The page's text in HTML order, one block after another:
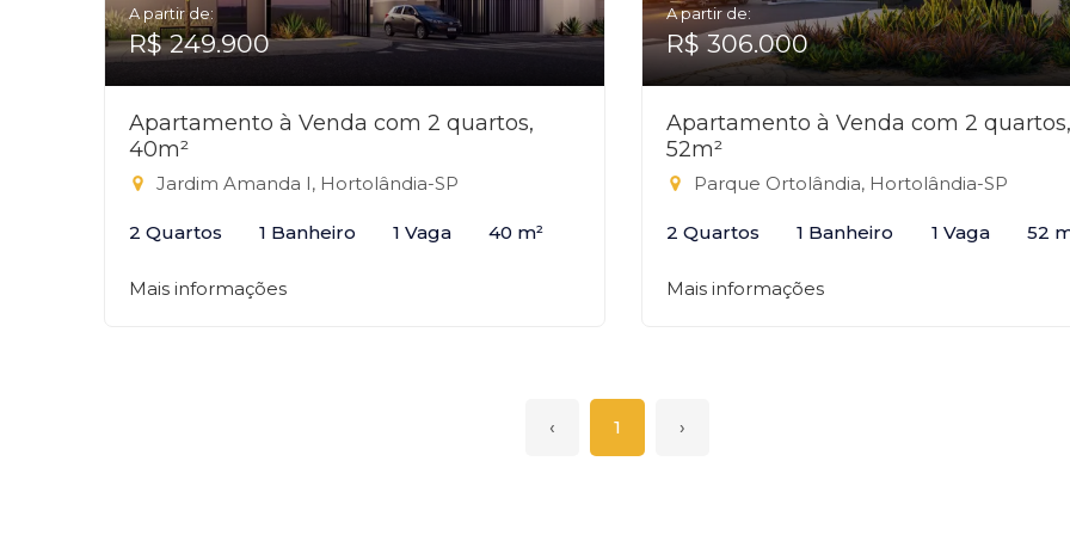
A partir de:
R$ 249.900
Apartamento à Venda com 2 quartos,
40m²
Jardim Amanda I, Hortolândia-SP
2 Quartos 1 Banheiro 1 Vaga 40 m²
Mais informações
A partir de:
R$ 306.000
Apartamento à Venda com 2 quartos,
52m²
Parque Ortolândia, Hortolândia-SP
2 Quartos 1 Banheiro 1 Vaga 52
Mais informações
‹ 1 ›